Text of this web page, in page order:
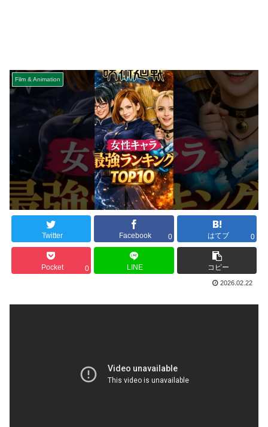
Film & Animation
Twitter Facebook 0 はてブ 0
Pocket 0 LINE コピー
2026.02.22